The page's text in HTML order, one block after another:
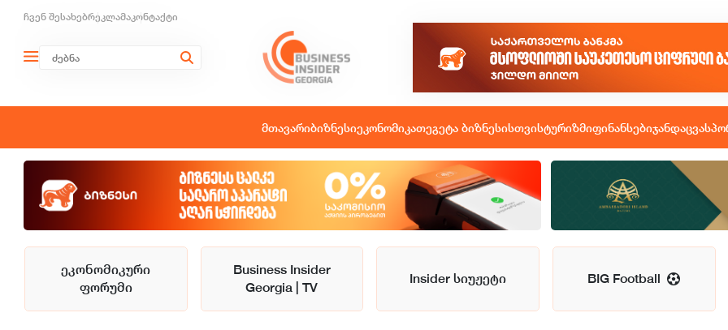
ჩვენ შესახებრეკლამაკონტაქტი
მთავარიბიზნესიეკონომიკათეგეტა ბიზნესისთვისტურიზმიფინანსებიჯანდაცვა
ეკონომიკური
ფორუმი
Business Insider
Georgia | TV
Insider სიუჟეტი BIG Football